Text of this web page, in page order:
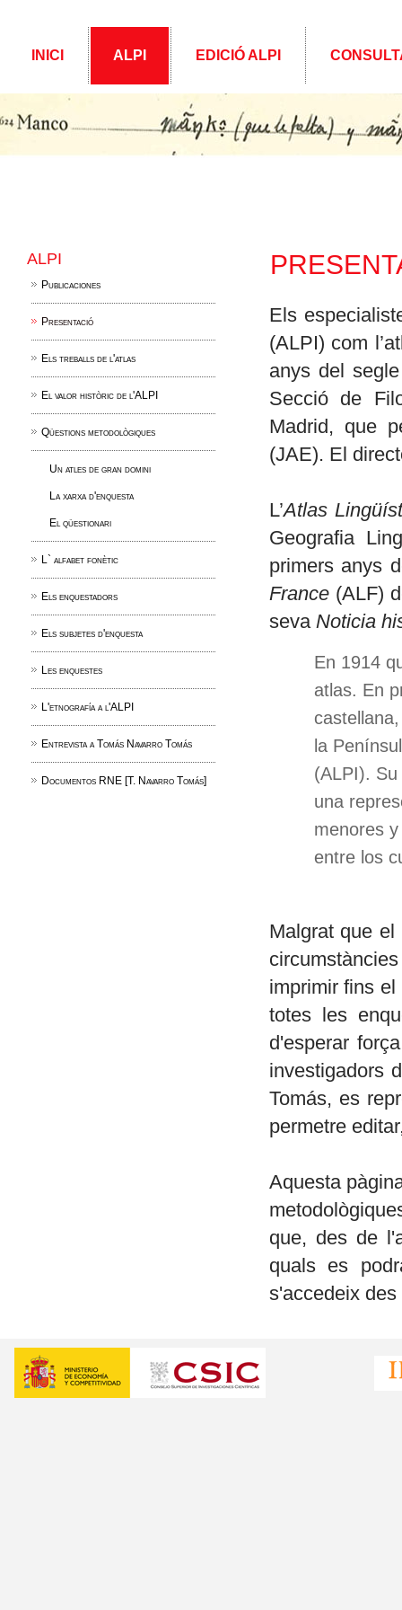
INICI ALPI EDICIÓ ALPI
ALPI
Publicaciones
Presentació
Els treballs de l'atlas
El valor històric de l'ALPI
Qüestions metodològiques
Un atles de gran domini
La xarxa d'enquesta
El qüestionari
L` alfabet fonètic
Els enquestadors
Els subjetes d'enquesta
Les enquestes
L'etnografía a l'ALPI
Entrevista a Tomás Navarro Tomás
Documentos RNE [T. Navarro Tomás]
Els
(ALPI) com
anys del
Secció de
Madrid, que
(JAE). El
L’Atlas
Geografia
primers anys
France (ALF)
seva Noticia
En 1914
atlas. En
la
(ALPI).
una
menores
entre los
Malgrat que
imprimir fins
totes les
d'esperar
investigadors
Tomás, es
permetre
Aquesta
que, des de
quals es
s'accedeix